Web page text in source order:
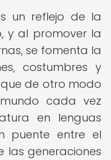
un reflejo de la
y al promover la
se fomenta la
costumbres y
de otro modo
cada vez
en lenguas
puente entre el
las generaciones